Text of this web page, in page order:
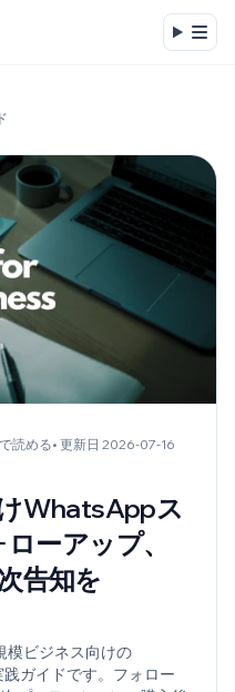
読める• 更新日 2026-07-16
WhatsAppス
ーアップ、
告知を
ビジネス向けの
ガイドです。フォロー